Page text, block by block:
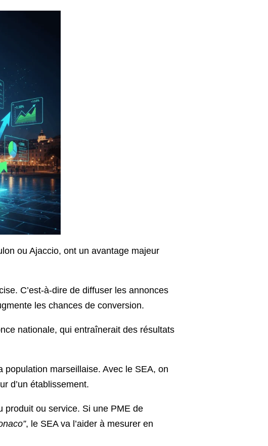
ou Ajaccio, ont un avantage majeur
C’est-à-dire de diffuser les annonces
les chances de conversion.
nationale, qui entraînerait des résultats
population marseillaise. Avec le SEA, on
d’un établissement.
produit ou service. Si une PME de
, le SEA va l’aider à mesurer en